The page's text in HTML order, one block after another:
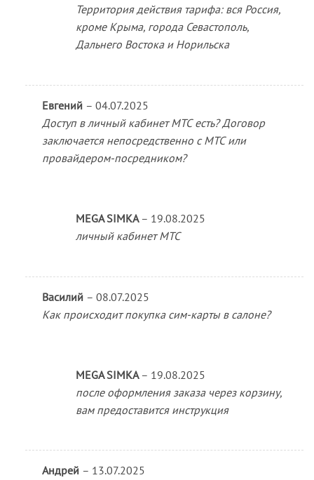
Территория действия тарифа: вся Россия,
кроме Крыма, города Севастополь,
Дальнего Востока и Норильска
Евгений – 04.07.2025
Доступ в личный кабинет МТС есть? Договор
заключается непосредственно с МТС или
провайдером-посредником?
MEGA SIMKA – 19.08.2025
личный кабинет МТС
Василий – 08.07.2025
Как происходит покупка сим-карты в салоне?
MEGA SIMKA – 19.08.2025
после оформления заказа через корзину,
вам предоставится инструкция
Андрей – 13.07.2025